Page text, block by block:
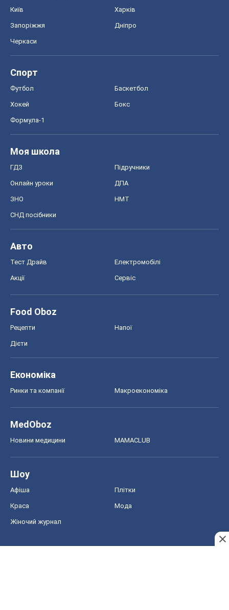
Київ Харків
Запоріжжя Дніпро
Черкаси
Спорт
Футбол Баскетбол
Хокей Бокс
Формула-1
Моя школа
ГДЗ Підручники
Онлайн уроки ДПА
ЗНО НМТ
СНД посібники
Авто
Тест Драйв Електромобілі
Акції Сервіс
Food Oboz
Рецепти Напої
Дієти
Економіка
Ринки та компанії Макроекономіка
MedOboz
Новини медицини MAMACLUB
Шоу
Афіша Плітки
Краса Мода
Жіночий журнал